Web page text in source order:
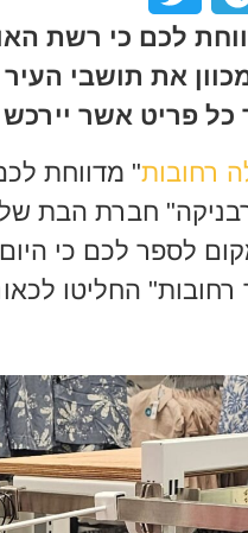
לכם כי רשת
את תושבי
פריט אשר
רחובות" מדווחת
לספר לכם כי
רחובות" החליטו